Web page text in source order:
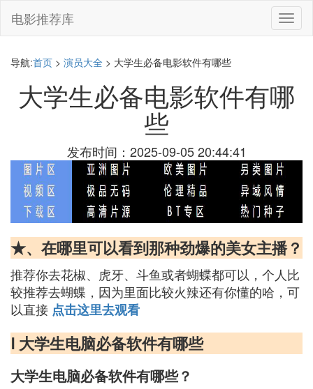
切
换
电影推荐库
导航:首页 > 演员大全 > 大学生必备电影软件有哪些
大学生必备电影软件有哪
些
发布时间：2025-09-05 20:44:41
★、在哪里可以看到那种劲爆的美女主播？
推荐你去花椒、虎牙、斗鱼或者蝴蝶都可以，个人比
较推荐去蝴蝶，因为里面比较火辣还有你懂的哈，可
以直接 点击这里去观看
Ⅰ 大学生电脑必备软件有哪些
大学生电脑必备软件有哪些？